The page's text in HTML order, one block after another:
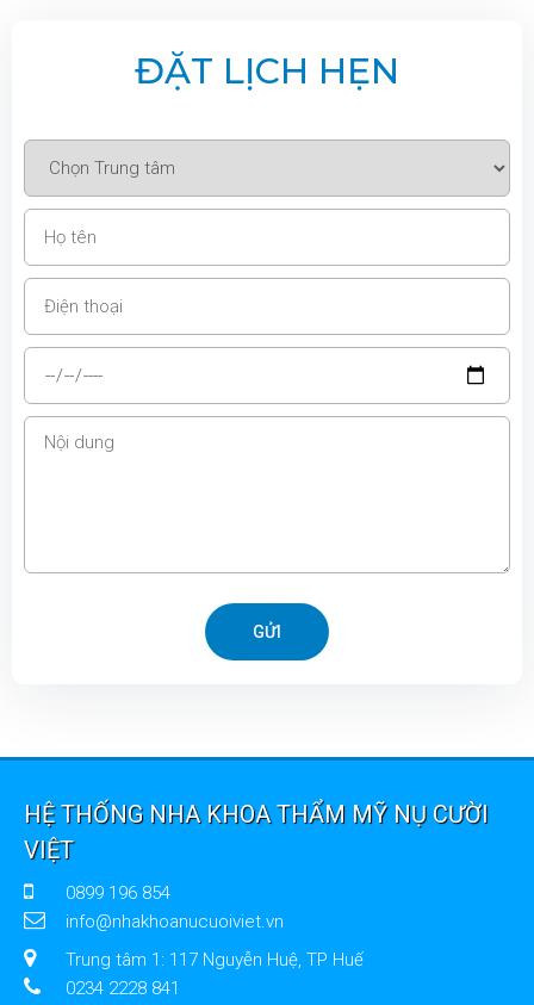
ĐẶT LỊCH HẸN
GỬI
HỆ THỐNG NHA KHOA THẨM MỸ NỤ CƯỜI
VIỆT
0899 196 854
info@nhakhoanucuoiviet.vn
Trung tâm 1: 117 Nguyễn Huệ, TP Huế
0234 2228 841